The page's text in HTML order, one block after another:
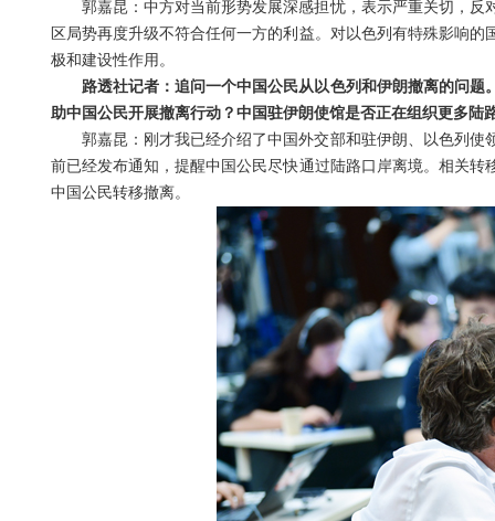
郭嘉昆：中方对当前形势发展深感担忧，表示严重关切，
区局势再度升级不符合任何一方的利益。对以色列有特殊影响
极和建设性作用。
路透社记者：追问一个中国公民从以色列和伊朗撤离的问
助中国公民开展撤离行动？中国驻伊朗使馆是否正在组织更多
郭嘉昆：刚才我已经介绍了中国外交部和驻伊朗、以色列
前已经发布通知，提醒中国公民尽快通过陆路口岸离境。相关
中国公民转移撤离。